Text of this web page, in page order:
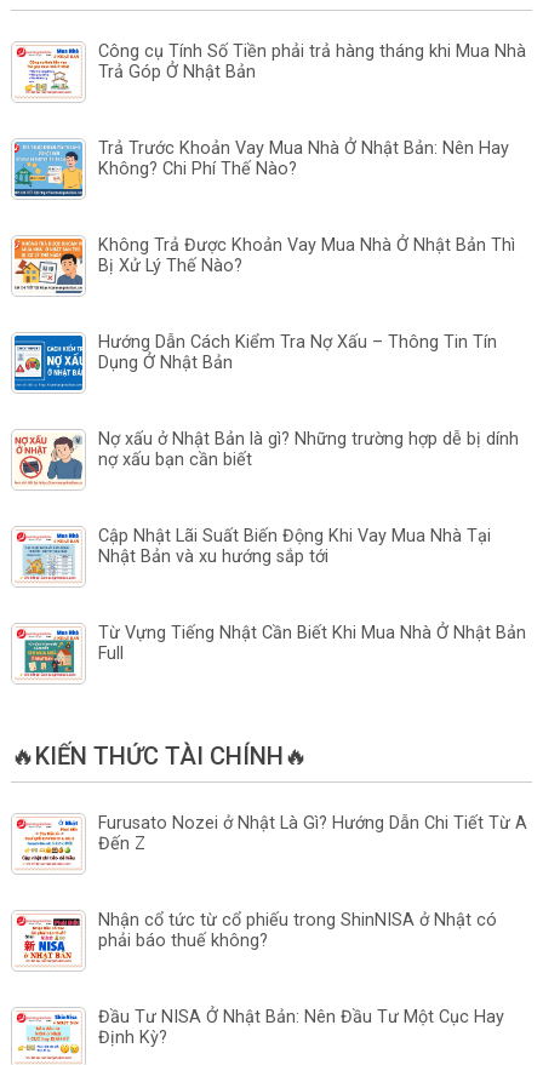
Công cụ Tính Số Tiền phải trả hàng tháng khi Mua Nhà
Trả Góp Ở Nhật Bản
Trả Trước Khoản Vay Mua Nhà Ở Nhật Bản: Nên Hay
Không? Chi Phí Thế Nào?
Không Trả Được Khoản Vay Mua Nhà Ở Nhật Bản Thì
Bị Xử Lý Thế Nào?
Hướng Dẫn Cách Kiểm Tra Nợ Xấu – Thông Tin Tín
Dụng Ở Nhật Bản
Nợ xấu ở Nhật Bản là gì? Những trường hợp dễ bị dính
nợ xấu bạn cần biết
Cập Nhật Lãi Suất Biến Động Khi Vay Mua Nhà Tại
Nhật Bản và xu hướng sắp tới
Từ Vựng Tiếng Nhật Cần Biết Khi Mua Nhà Ở Nhật Bản
Full
🔥KIẾN THỨC TÀI CHÍNH🔥
Furusato Nozei ở Nhật Là Gì? Hướng Dẫn Chi Tiết Từ A
Đến Z
Nhận cổ tức từ cổ phiếu trong ShinNISA ở Nhật có
phải báo thuế không?
Đầu Tư NISA Ở Nhật Bản: Nên Đầu Tư Một Cục Hay
Định Kỳ?